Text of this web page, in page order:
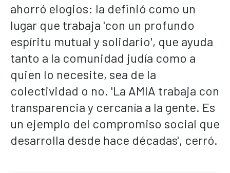
ahorró elogios: la definió como un
lugar que trabaja 'con un profundo
espíritu mutual y solidario', que ayuda
tanto a la comunidad judía como a
quien lo necesite, sea de la
colectividad o no. 'La AMIA trabaja con
transparencia y cercanía a la gente. Es
un ejemplo del compromiso social que
desarrolla desde hace décadas', cerró.